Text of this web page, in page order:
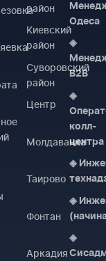
район
Киевский
район
Суворовский
район
Центр
Молдаванка
Таирово
Фонтан
Аркадия
Одеса
◈
B2B
◈
колл-
центра
◈
◈
◈